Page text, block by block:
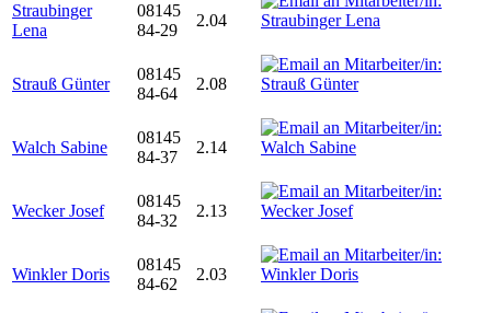
Straubinger
Lena
08145
84-29
2.04
Strauß Günter
08145
84-64
2.08
Walch Sabine
08145
84-37
2.14
Wecker Josef
08145
84-32
2.13
Winkler Doris
08145
84-62
2.03